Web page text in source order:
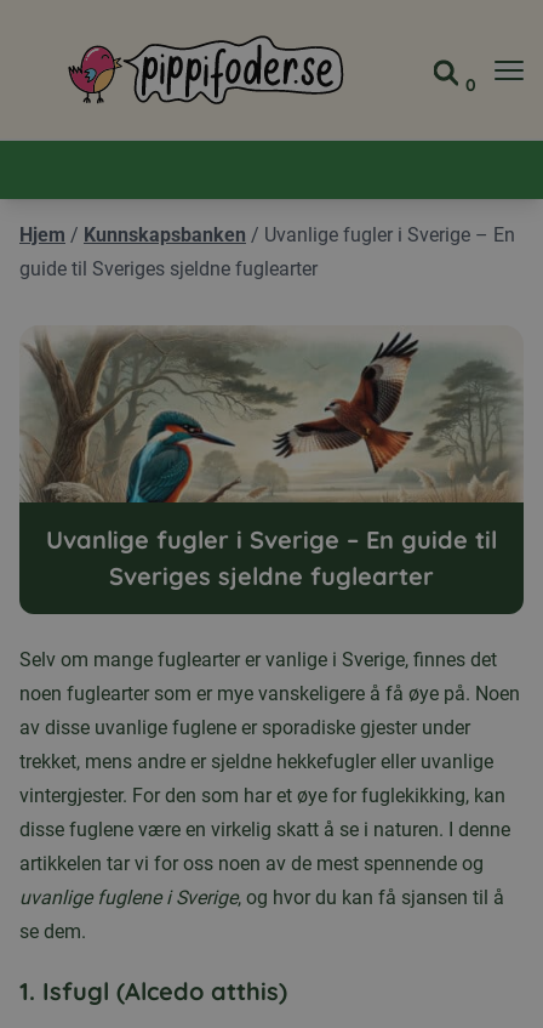
Pippifoder logo Gå til
Vis
0
Hjem / Kunnskapsbanken / Uvanlige fugler i Sverige – En
guide til Sveriges sjeldne fuglearter
Uvanlige fugler i Sverige – En guide til
Sveriges sjeldne fuglearter
Selv om mange fuglearter er vanlige i Sverige, finnes det
noen fuglearter som er mye vanskeligere å få øye på. Noen
av disse uvanlige fuglene er sporadiske gjester under
trekket, mens andre er sjeldne hekkefugler eller uvanlige
vintergjester. For den som har et øye for fuglekikking, kan
disse fuglene være en virkelig skatt å se i naturen. I denne
artikkelen tar vi for oss noen av de mest spennende og
uvanlige fuglene i Sverige, og hvor du kan få sjansen til å
se dem.
1. Isfugl (Alcedo atthis)